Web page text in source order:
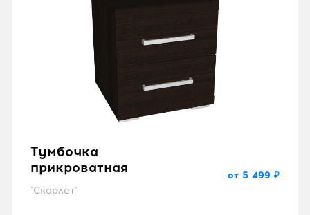
Тумбочка
прикроватная
"Скарлет"
от 5 499 ₽